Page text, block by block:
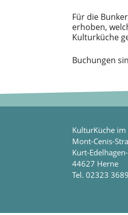
Für die
erhoben,
Kulturküche
Buchungen
KulturKüche
Mont-Cenis-
Kurt-
44627 Herne
Tel. 02323